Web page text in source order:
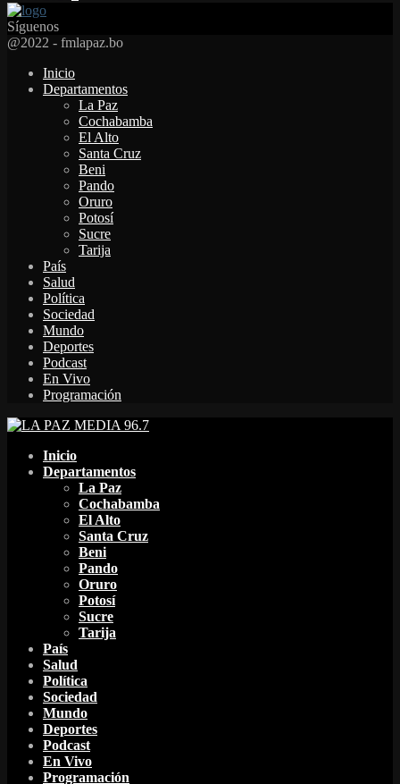
Síguenos
Facebook
Twitter
Instagram
Youtube
Email
Twitch
Whatsapp
@2022 - fmlapaz.bo
Inicio
Departamentos
La Paz
Cochabamba
El Alto
Santa Cruz
Beni
Pando
Oruro
Potosí
Sucre
Tarija
País
Salud
Política
Sociedad
Mundo
Deportes
Podcast
En Vivo
Programación
Inicio
Departamentos
La Paz
Cochabamba
El Alto
Santa Cruz
Beni
Pando
Oruro
Potosí
Sucre
Tarija
País
Salud
Política
Sociedad
Mundo
Deportes
Podcast
En Vivo
Programación